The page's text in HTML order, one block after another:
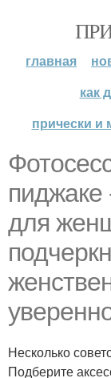
главная
как
прически и
для
Несколько
Подберите